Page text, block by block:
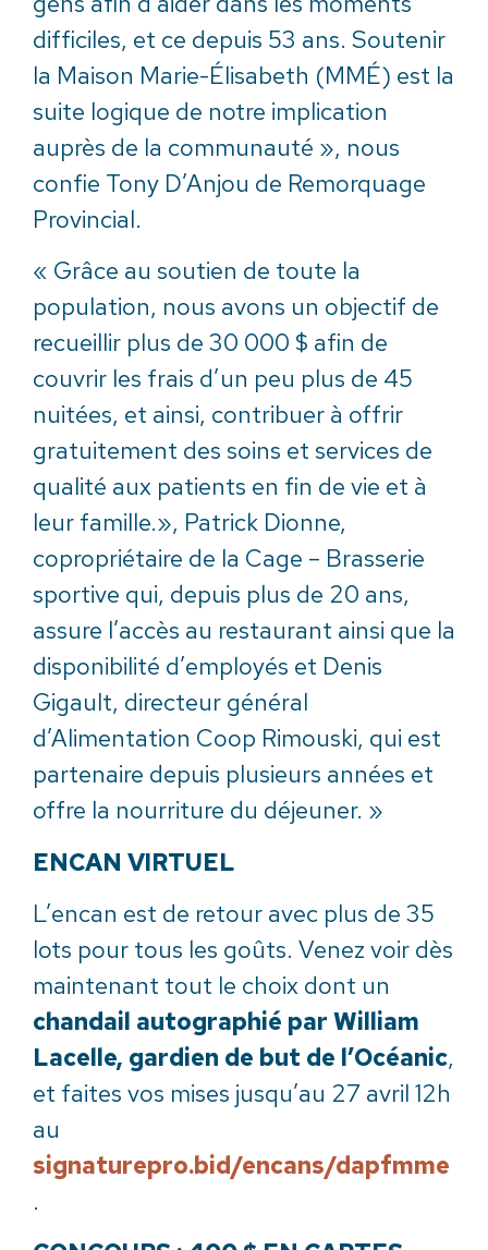
difficiles, et ce depuis 53 ans. Soutenir
la Maison Marie-Élisabeth (MMÉ) est la
suite logique de notre implication
auprès de la communauté », nous
confie Tony D’Anjou de Remorquage
Provincial.
« Grâce au soutien de toute la
population, nous avons un objectif de
recueillir plus de 30 000 $ afin de
couvrir les frais d’un peu plus de 45
nuitées, et ainsi, contribuer à offrir
gratuitement des soins et services de
qualité aux patients en fin de vie et à
leur famille.», Patrick Dionne,
copropriétaire de la Cage – Brasserie
sportive qui, depuis plus de 20 ans,
assure l’accès au restaurant ainsi que la
disponibilité d’employés et Denis
Gigault, directeur général
d’Alimentation Coop Rimouski, qui est
partenaire depuis plusieurs années et
offre la nourriture du déjeuner. »
ENCAN VIRTUEL
L’encan est de retour avec plus de 35
lots pour tous les goûts. Venez voir dès
maintenant tout le choix dont un
chandail autographié par William
Lacelle, gardien de but de l’Océanic,
et faites vos mises jusqu’au 27 avril 12h
au
signaturepro.bid/encans/dapfmme
.